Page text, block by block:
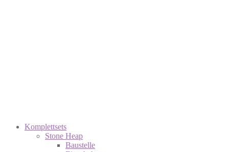
Komplettsets
Stone Heap
Baustelle